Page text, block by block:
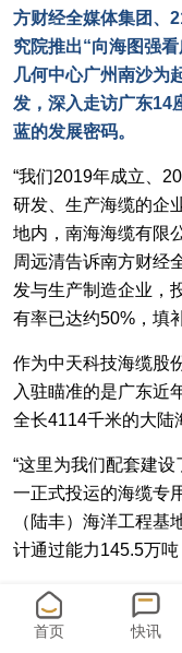
方财经全媒体集团、
究院推出“向海图强
几何中心广州南沙为
发，深入走访广东14
蓝的发展密码。
“我们2019年成立、
研发、生产海缆的企
地内，南海海缆有限
周远清告诉南方财经
发与生产制造企业，
有率已达约50%，填
作为中天科技海缆股
入驻瞄准的是广东近
全长4114千米的大陆
“这里为我们配套建
一正式投运的海缆专
（陆丰）海洋工程
计通过能力145.5万
码头、海缆、风电机
出汕尾海工装备制造
首页 快讯